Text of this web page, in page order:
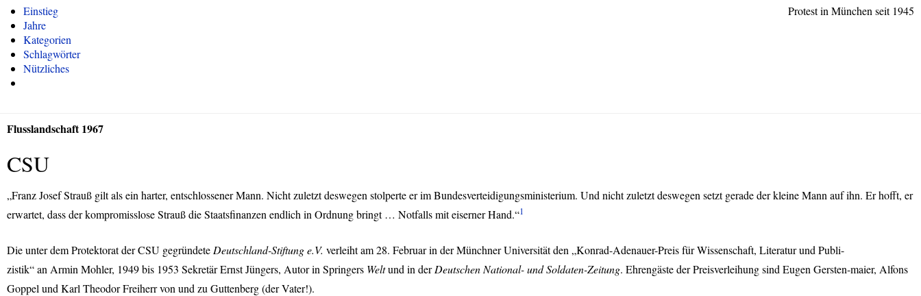
Protest in München seit 1945
Einstieg
Jahre
Kategorien
Schlagwörter
Nützliches
Flusslandschaft 1967
CSU
„Franz Josef Strauß gilt als ein harter, entschlossener Mann. Nicht zuletzt deswegen stolperte er im Bundesverteidigungsministerium. Und nicht zuletzt deswegen setzt gerade der kleine Mann auf ihn. Er hofft, er
erwartet, dass der kompromisslose Strauß die Staatsfinanzen endlich in Ordnung bringt … Notfalls mit eiserner Hand.“1
Die unter dem Protektorat derCSU gegründete Deutschland-Stiftung e.V. verleiht am 28. Februar in der Münchner Universität den „Konrad-Adenauer-Preis für Wissenschaft, Literatur und Publi-
zistik“ an Armin Mohler, 1949 bis 1953 Sekretär Ernst Jüngers, Autor in Springers Weltund in derDeutschen National- und Soldaten-Zeitung. Ehrengäste der Preisverleihung sind Eugen Gersten-maier, Alfons
Goppel und Karl Theodor Freiherr von und zu Guttenberg (der Vater!).